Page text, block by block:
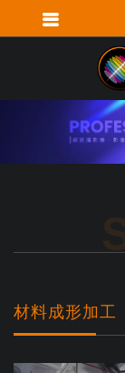
材料成形加工